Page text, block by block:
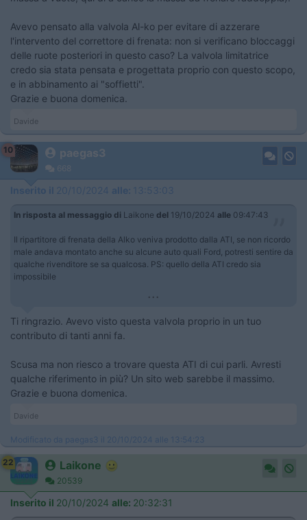
Avevo pensato alla valvola Al-ko per evitare di azzerare
l'intervento del correttore di frenata: non si verificano bloccaggi
delle ruote posteriori in questo caso? La valvola limitatrice
credo sia stata pensata e progettata proprio con questo scopo,
e in abbinamento ai "soffietti".
Grazie e buona domenica.
Davide
10 paegas3
668
Inserito il 20/10/2024 alle: 13:53:03
In risposta al messaggio di Laikone del 19/10/2024 alle 09:47:43
Il ripartitore di frenata della Alko veniva prodotto dalla ATI, se non ricordo
male andava montato anche su alcune auto quali Ford, potresti sentire da
qualche rivenditore se sa qualcosa. PS: quello della ATI credo sia
impossibile
...
Ti ringrazio. Avevo visto questa valvola proprio in un tuo
contributo di tanti anni fa.
Scusa ma non riesco a trovare questa ATI di cui parli. Avresti
qualche riferimento in più? Un sito web sarebbe il massimo.
Grazie e buona domenica.
Davide
Modificato da paegas3 il 20/10/2024 alle 13:54:23
22 Laikone
20539
Inserito il 20/10/2024 alle: 20:32:31